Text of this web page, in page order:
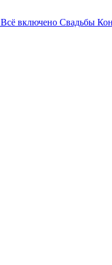
Всё включено Свадьбы